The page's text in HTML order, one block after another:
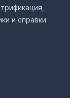
и справки.